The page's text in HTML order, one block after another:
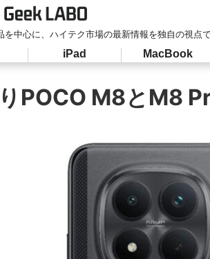
を中心に、ハイテク市場の最新情報を独自の視点
iPad MacBook
POCO M8とM8